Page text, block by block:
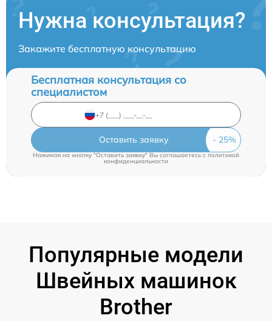
Нужна консультация?
Закажите бесплатную консультацию
Бесплатная консультация со
специалистом
Оставить заявку
Нажимая на кнопку "Оставить заявку" Вы соглашаетесь c политикой
конфиденциальности
Популярные модели
Швейных машинок
Brother